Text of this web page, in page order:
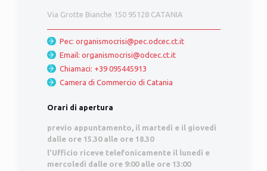
Via Grotte Bianche 150 95128 CATANIA
Pec: organismocrisi@pec.odcec.ct.it
Email: organismocrisi@odcec.ct.it
Chiamaci: +39 095445913
Camera di Commercio di Catania
Orari di apertura
previo appuntamento, il martedì e il giovedì
dalle ore 15.30 alle ore 18.30
l’Ufficio riceve telefonicamente il lunedì e
mercoledì dalle ore 9:00 alle ore 13:00